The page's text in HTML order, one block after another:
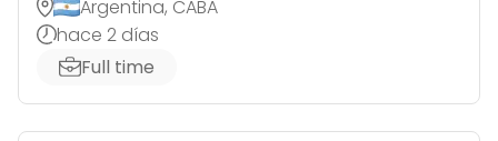
Argentina, CABA
hace 2 días
Full time